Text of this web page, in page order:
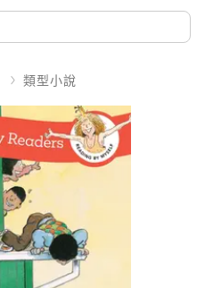
類型小說